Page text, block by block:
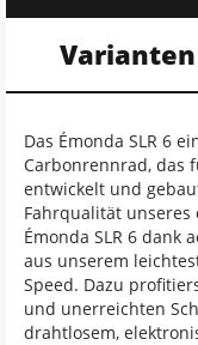
Das Émonda SLR 6
Carbonrennrad, das
entwickelt und
Fahrqualität
Émonda SLR 6 dank
aus unserem
Speed. Dazu
und unerreichten
drahtlosem,